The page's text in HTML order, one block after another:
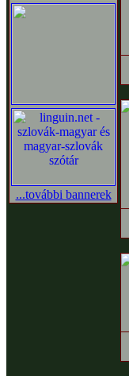
...további bannerek